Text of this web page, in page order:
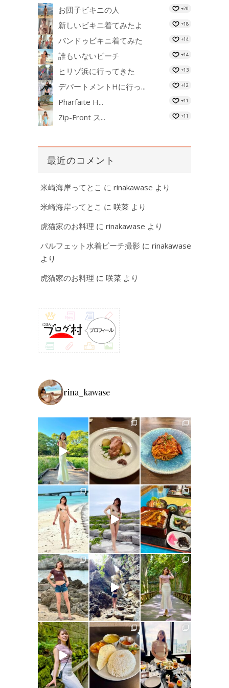
お団子ビキニの人 +20
新しいビキニ着てみたよ +18
バンドゥビキニ着てみた +14
誰もいないビーチ +14
ヒリゾ浜に行ってきた +13
デパートメントHに行っ... +12
Pharfaite H... +11
Zip-Front ス... +11
最近のコメント
米崎海岸ってとこ に rinakawase より
米崎海岸ってとこ に 咲菜 より
虎猫家のお料理 に rinakawase より
パルフェット水着ビーチ撮影 に rinakawase
より
虎猫家のお料理 に 咲菜 より
rina_kawase